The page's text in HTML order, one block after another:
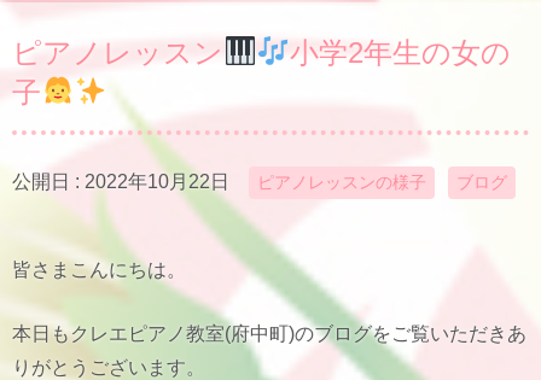
ピアノレッスン
小学2年生の女の
子
公開日 : 2022年10月22日 ピアノレッスンの様子 ブログ
皆さまこんにちは。
本日もクレエピアノ教室(府中町)のブログをご覧いただきあ
りがとうございます。